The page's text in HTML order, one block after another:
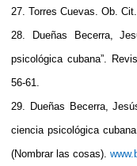
27. Torres Cuevas. Ob. Cit.
28. Dueñas Becerra,
psicológica cubana”.
56-61.
29. Dueñas Becerra,
ciencia psicológica
(Nombrar las cosas).